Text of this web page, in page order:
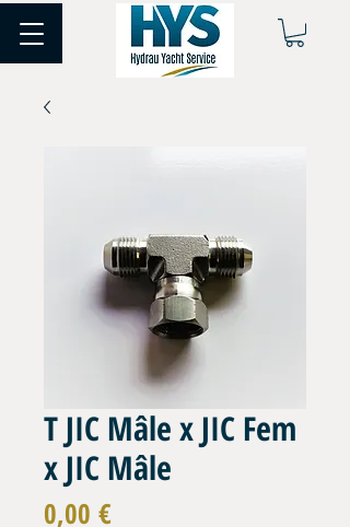
T JIC Mâle x JIC Fem
x JIC Mâle
0,00 €